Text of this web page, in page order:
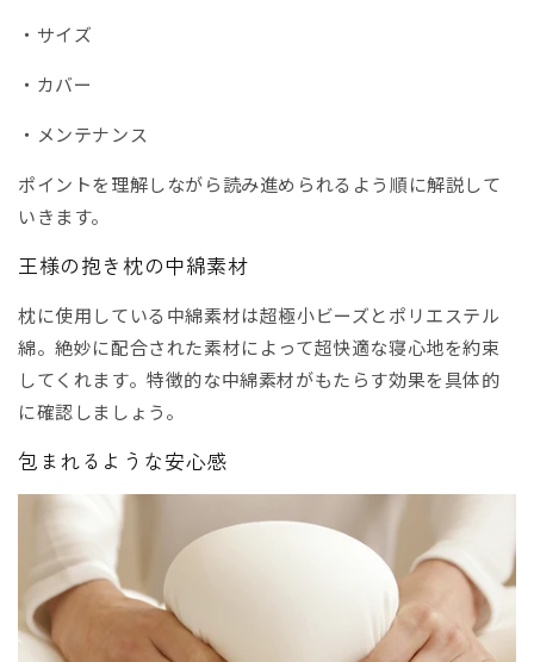
・サイズ
・カバー
・メンテナンス
ポイントを理解しながら読み進められるよう順に解説して
いきます。
王様の抱き枕の中綿素材
枕に使用している中綿素材は超極小ビーズとポリエステル
綿。絶妙に配合された素材によって超快適な寝心地を約束
してくれます。特徴的な中綿素材がもたらす効果を具体的
に確認しましょう。
包まれるような安心感